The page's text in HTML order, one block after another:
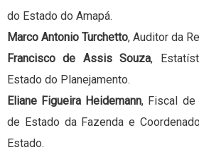
do Estado do Amapá.
Marco Antonio Turchetto, Auditor da
Francisco de Assis Souza,
Estado do Planejamento.
Eliane Figueira Heidemann, Fiscal de
de Estado da Fazenda e
Estado.